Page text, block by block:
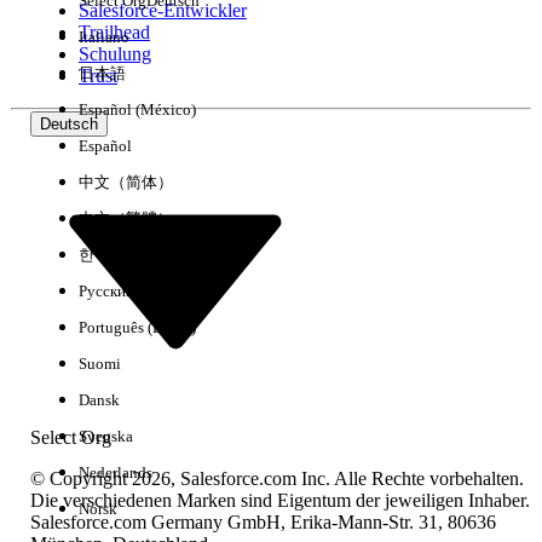
Erfahrung
Keine Ergebnisse
Salesforce-Entwickler
Trailhead
Schulung
Trust
Deutsch
Select Org
Italiano
日本語
Español (México)
Español
中文（简体）
中文（繁體）
한국어
Русский
Português (Brasil)
Suomi
Dansk
Svenska
Nederlands
Norsk
© Copyright 2026, Salesforce.com Inc. Alle Rechte vorbehalten.
Die verschiedenen Marken sind Eigentum der jeweiligen Inhaber.
Salesforce.com Germany GmbH, Erika-Mann-Str. 31, 80636